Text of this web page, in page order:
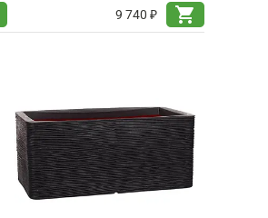
9 740 ₽
shopping_cart